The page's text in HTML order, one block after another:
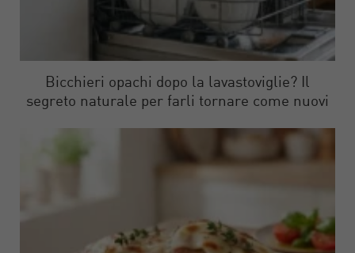
Bicchieri opachi dopo la lavastoviglie? Il
segreto naturale per farli tornare come nuovi